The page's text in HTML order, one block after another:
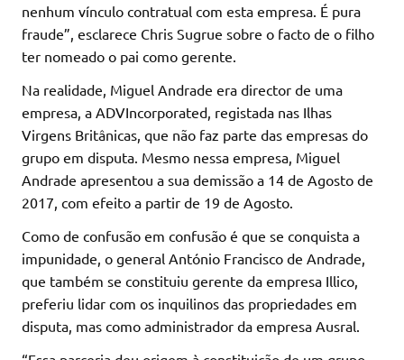
nenhum vínculo contratual com esta empresa. É pura
fraude”, esclarece Chris Sugrue sobre o facto de o filho
ter nomeado o pai como gerente.
Na realidade, Miguel Andrade era director de uma
empresa, a ADVIncorporated, registada nas Ilhas
Virgens Britânicas, que não faz parte das empresas do
grupo em disputa. Mesmo nessa empresa, Miguel
Andrade apresentou a sua demissão a 14 de Agosto de
2017, com efeito a partir de 19 de Agosto.
Como de confusão em confusão é que se conquista a
impunidade, o general António Francisco de Andrade,
que também se constituiu gerente da empresa Illico,
preferiu lidar com os inquilinos das propriedades em
disputa, mas como administrador da empresa Ausral.